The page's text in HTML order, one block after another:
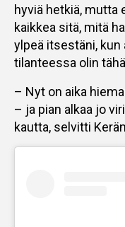
hyviä hetkiä, mutta
kaikkea sitä, mitä
ylpeä itsestäni,
tilanteessa olin
– Nyt on aika
– ja pian alkaa jo
kautta, selvitti